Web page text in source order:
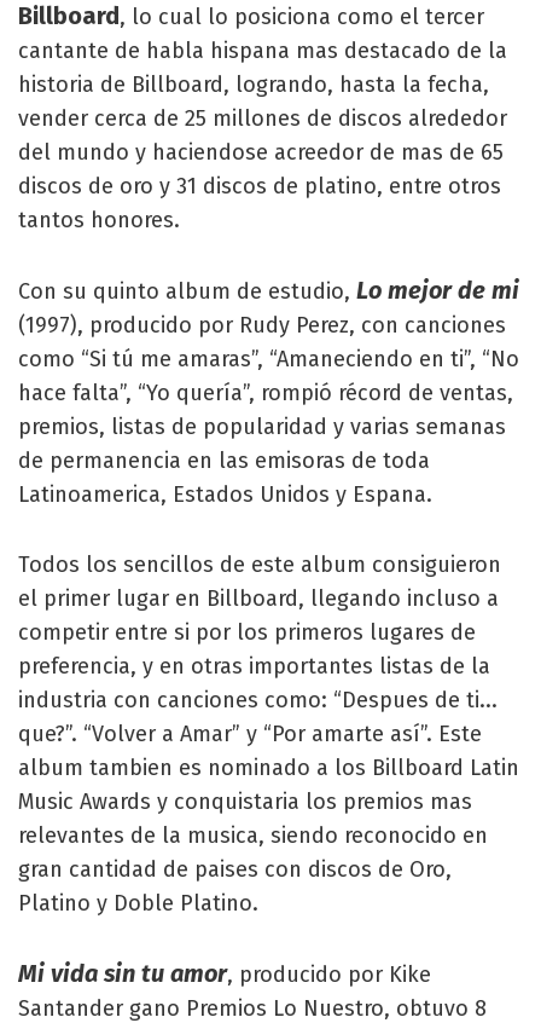
Billboard, lo cual lo posiciona como el tercer
cantante de habla hispana mas destacado de la
historia de Billboard, logrando, hasta la fecha,
vender cerca de 25 millones de discos alrededor
del mundo y haciendose acreedor de mas de 65
discos de oro y 31 discos de platino, entre otros
tantos honores.
Con su quinto album de estudio, Lo mejor de mi
(1997), producido por Rudy Perez, con canciones
como “Si tú me amaras”, “Amaneciendo en ti”, “No
hace falta”, “Yo quería”, rompió récord de ventas,
premios, listas de popularidad y varias semanas
de permanencia en las emisoras de toda
Latinoamerica, Estados Unidos y Espana.
Todos los sencillos de este album consiguieron
el primer lugar en Billboard, llegando incluso a
competir entre si por los primeros lugares de
preferencia, y en otras importantes listas de la
industria con canciones como: “Despues de ti...
que?”. “Volver a Amar” y “Por amarte así”. Este
album tambien es nominado a los Billboard Latin
Music Awards y conquistaria los premios mas
relevantes de la musica, siendo reconocido en
gran cantidad de paises con discos de Oro,
Platino y Doble Platino.
Mi vida sin tu amor, producido por Kike
Santander gano Premios Lo Nuestro, obtuvo 8